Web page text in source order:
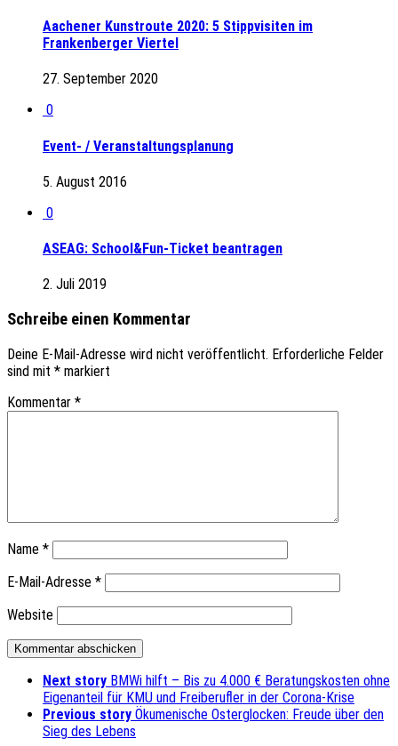
Aachener Kunstroute 2020: 5 Stippvisiten im
Frankenberger Viertel
27. September 2020
0
Event- / Veranstaltungsplanung
5. August 2016
0
ASEAG: School&Fun-Ticket beantragen
2. Juli 2019
Schreibe einen Kommentar
Deine E-Mail-Adresse wird nicht veröffentlicht. Erforderliche Felder
sind mit * markiert
Kommentar *
Name *
E-Mail-Adresse *
Website
Next story BMWi hilft – Bis zu 4.000 € Beratungskosten ohne
Eigenanteil für KMU und Freiberufler in der Corona-Krise
Previous story Ökumenische Osterglocken: Freude über den
Sieg des Lebens